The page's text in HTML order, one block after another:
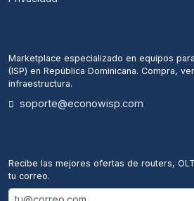
Marketplace especializado en equipos
(ISP) en República Dominicana. Compra,
infraestructura.
soporte@econowisp.com
Recibe las mejores ofertas de routers,
tu correo.